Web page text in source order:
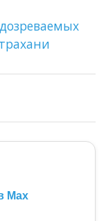
Max